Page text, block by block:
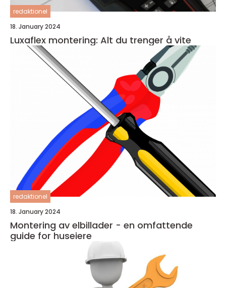
redaktionel
18. January 2024
Luxaflex montering: Alt du trenger å vite
redaktionel
18. January 2024
Montering av elbillader - en omfattende
guide for huseiere